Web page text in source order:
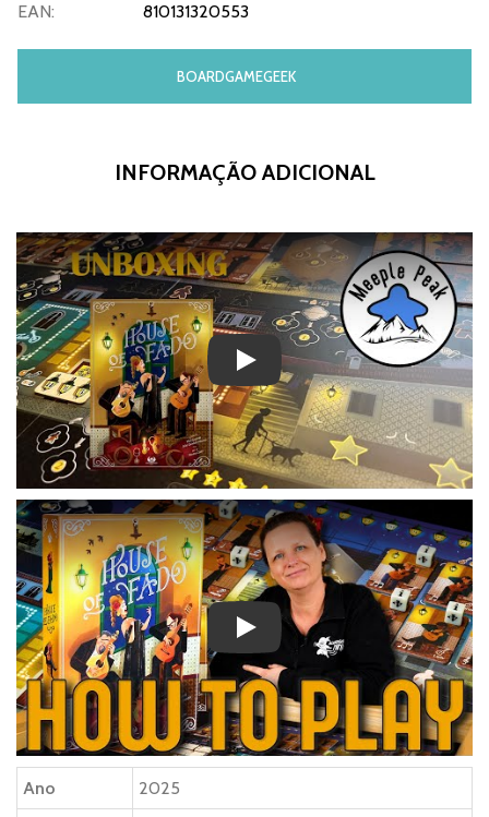
EAN:
810131320553
BOARDGAMEGEEK
INFORMAÇÃO ADICIONAL
Play
Play
Ano
2025